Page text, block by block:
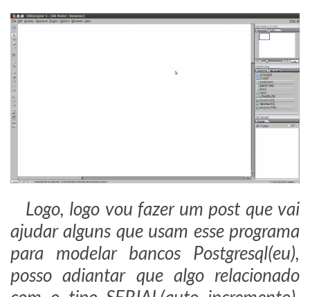
Logo, logo vou fazer um post que vai
ajudar alguns que usam esse programa
para modelar bancos Postgresql(eu),
posso adiantar que algo relacionado